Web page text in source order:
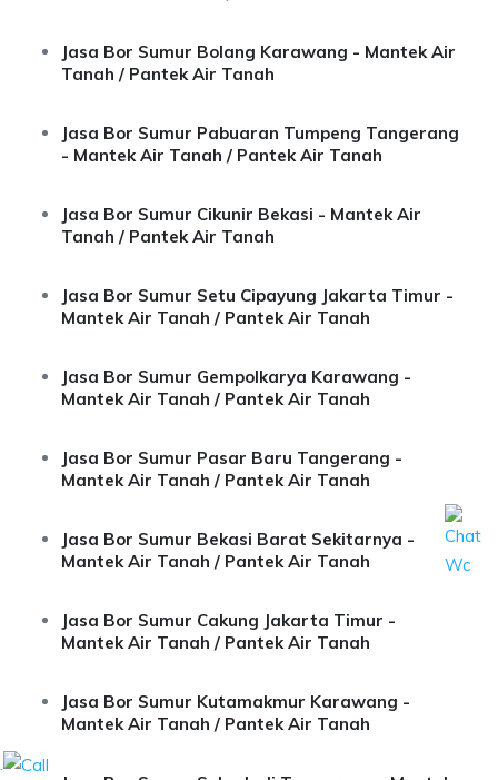
Jasa Bor Sumur Bolang Karawang - Mantek Air
Tanah / Pantek Air Tanah
Jasa Bor Sumur Pabuaran Tumpeng Tangerang
- Mantek Air Tanah / Pantek Air Tanah
Jasa Bor Sumur Cikunir Bekasi - Mantek Air
Tanah / Pantek Air Tanah
Jasa Bor Sumur Setu Cipayung Jakarta Timur -
Mantek Air Tanah / Pantek Air Tanah
Jasa Bor Sumur Gempolkarya Karawang -
Mantek Air Tanah / Pantek Air Tanah
Jasa Bor Sumur Pasar Baru Tangerang -
Mantek Air Tanah / Pantek Air Tanah
Jasa Bor Sumur Bekasi Barat Sekitarnya -
Mantek Air Tanah / Pantek Air Tanah
Jasa Bor Sumur Cakung Jakarta Timur -
Mantek Air Tanah / Pantek Air Tanah
Jasa Bor Sumur Kutamakmur Karawang -
Mantek Air Tanah / Pantek Air Tanah